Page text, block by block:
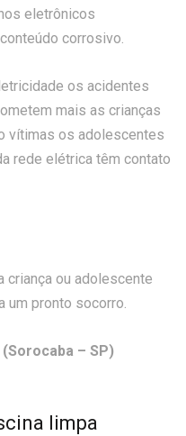
eletrônicos
corrosivo.
os acidentes
mais as crianças
vítimas os adolescentes
rede elétrica têm contato
criança ou adolescente
um pronto socorro.
– SP)
limpa